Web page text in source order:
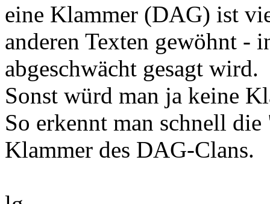
eine Klammer (DAG) ist
anderen Texten gewöhnt -
abgeschwächt gesagt wird.
Sonst würd man ja keine
So erkennt man schnell
Klammer des DAG-Clans.